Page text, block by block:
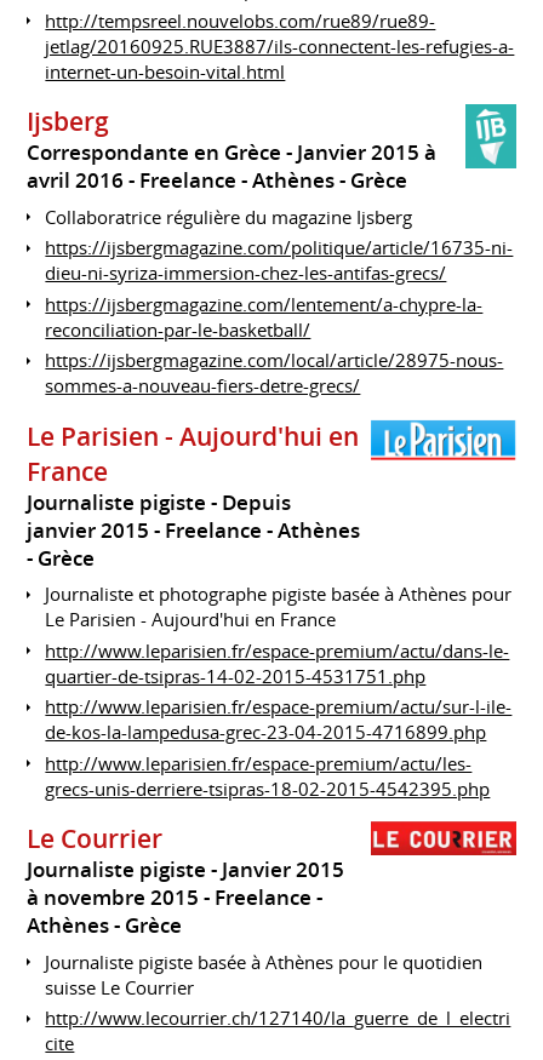
http://tempsreel.nouvelobs.com/rue89/rue89-
jetlag/20160925.RUE3887/ils-connectent-les-refugies-a-
internet-un-besoin-vital.html
Ijsberg
Correspondante en Grèce
Janvier 2015 à
avril 2016 Freelance Athènes Grèce
Collaboratrice régulière du magazine Ijsberg
https://ijsbergmagazine.com/politique/article/16735-ni-
dieu-ni-syriza-immersion-chez-les-antifas-grecs/
https://ijsbergmagazine.com/lentement/a-chypre-la-
reconciliation-par-le-basketball/
https://ijsbergmagazine.com/local/article/28975-nous-
sommes-a-nouveau-fiers-detre-grecs/
Le Parisien - Aujourd'hui en
France
Journaliste pigiste
Depuis
janvier 2015 Freelance
Athènes
Grèce
Journaliste et photographe pigiste basée à Athènes pour
Le Parisien - Aujourd'hui en France
http://www.leparisien.fr/espace-premium/actu/dans-le-
quartier-de-tsipras-14-02-2015-4531751.php
http://www.leparisien.fr/espace-premium/actu/sur-l-ile-
de-kos-la-lampedusa-grec-23-04-2015-4716899.php
http://www.leparisien.fr/espace-premium/actu/les-
grecs-unis-derriere-tsipras-18-02-2015-4542395.php
Le Courrier
Journaliste pigiste
Janvier 2015
à novembre 2015 Freelance
Athènes
Grèce
Journaliste pigiste basée à Athènes pour le quotidien
suisse Le Courrier
http://www.lecourrier.ch/127140/la_guerre_de_l_electri
cite